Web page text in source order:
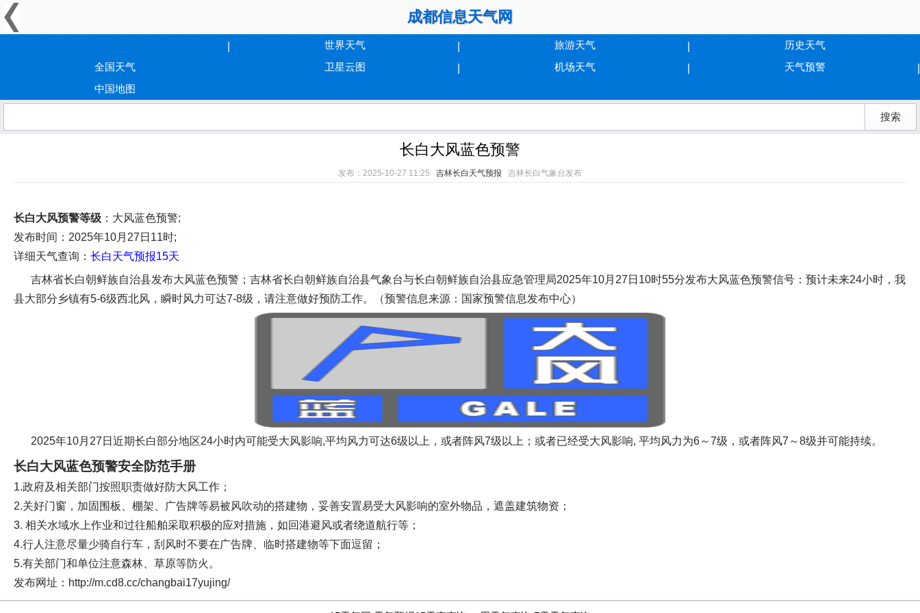
成都信息天气网
全国天气
世界天气 旅游天气
历史天气
卫星云图
机场天气
天气预警
中国地图
长白大风蓝色预警
发布：2025-10-27 11:25 吉林长白天气预报 吉林长白气象台发布
长白大风预警等级 ：大风蓝色预警;
发布时间 ：2025年10月27日11时;
详细天气查询：长白天气预报15天
吉林省长白朝鲜族自治县发布大风蓝色预警；吉林省长白朝鲜族自治县气象台与长白朝鲜族自治县应急管理局2025年10月27日10时55分发布大风蓝色预警信号：预计未来24小时，我
县大部分乡镇有5-6级西北风，瞬时风力可达7-8级，请注意做好预防工作。（预警信息来源：国家预警信息发布中心）
2025年10月27日近期长白部分地区24小时内可能受大风影响,平均风力可达6级以上，或者阵风7级以上；或者已经受大风影响, 平均风力为6～7级，或者阵风7～8级并可能持续。
长白大风蓝色预警安全防范手册
1.政府及相关部门按照职责做好防大风工作；
2.关好门窗，加固围板、棚架、广告牌等易被风吹动的搭建物，妥善安置易受大风影响的室外物品，遮盖建筑物资；
3. 相关水域水上作业和过往船舶采取积极的应对措施，如回港避风或者绕道航行等；
4.行人注意尽量少骑自行车，刮风时不要在广告牌、临时搭建物等下面逗留；
5.有关部门和单位注意森林、草原等防火。
发布网址：http://m.cd8.cc/changbai17yujing/